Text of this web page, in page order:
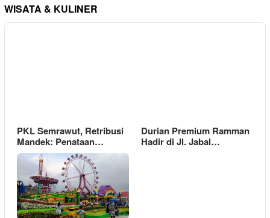
WISATA & KULINER
PKL Semrawut, Retribusi
Mandek: Penataan…
Durian Premium Ramman
Hadir di Jl. Jabal…